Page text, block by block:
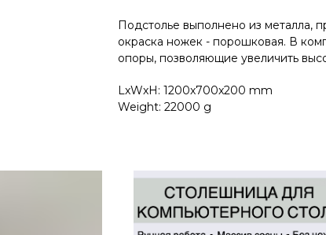
Подстолье выполнено из металла,
окраска ножек - порошковая. В
опоры, позволяющие увеличить
LxWxH: 1200x700x200 mm
Weight: 22000 g